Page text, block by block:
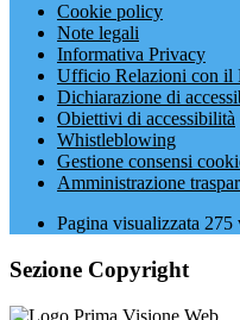
Cookie policy
Note legali
Informativa Privacy
Ufficio Relazioni con il
Dichiarazione di
Obiettivi di accessibilità
Whistleblowing
Gestione consensi
Amministrazione
Pagina visualizzata 275
Sezione Copyright